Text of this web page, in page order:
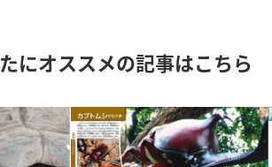
にオススメの記事はこちら